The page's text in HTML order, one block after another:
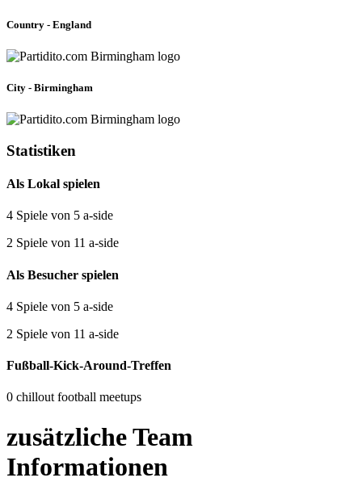
Country - England
City - Birmingham
Statistiken
Als Lokal spielen
4 Spiele von 5 a-side
2 Spiele von 11 a-side
Als Besucher spielen
4 Spiele von 5 a-side
2 Spiele von 11 a-side
Fußball-Kick-Around-Treffen
0 chillout football meetups
zusätzliche Team
Informationen